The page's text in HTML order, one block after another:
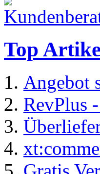
Top
Angebot
RevPlus